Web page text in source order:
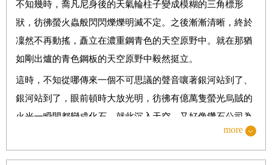
大提琴手高修
不知幾時，喬凡尼身後的天氣輪柱子變成模糊的三角標形
狀，彷彿螢火蟲般閃閃爍爍明滅不定。之後漸漸清晰，終於
凜然不再動搖，矗立在濃重鋼青色的天空原野中。就在那猶
如剛出爐的青色鋼板的天空原野中毅然挺立。
這時，不知從哪傳來一個不可思議的聲音嚷著銀河站到了、
銀河站到了，眼前頓時大放光明，彷彿有億萬隻螢光烏賊的
火光一瞬間都變成化石，就此沉入天空，又好像鑽石公司為
了不讓鑽石的價格下跌，故意謊稱沒挖到鑽石卻偷偷囤貨居
奇，結果猛然被誰打翻了鑽石，一下子撒滿一地，眼前倏然
more